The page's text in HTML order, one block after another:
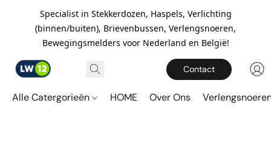
Specialist in Stekkerdozen, Haspels, Verlichting
(binnen/buiten), Brievenbussen, Verlengsnoeren,
Bewegingsmelders voor Nederland en België!
Contact
Alle Catergorieën HOME Over Ons